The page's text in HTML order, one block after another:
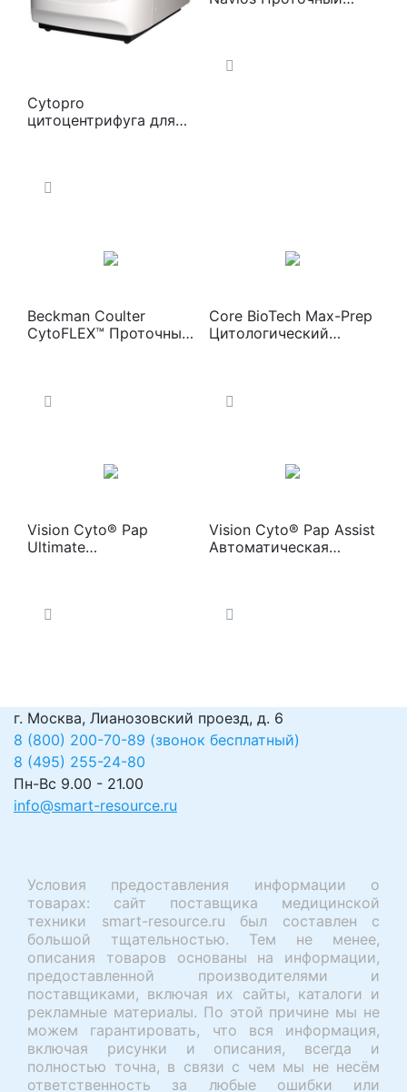
Cytopro
цитоцентрифуга для
Beckman Coulter
CytoFLEX™ Проточный
Core BioTech Max-Prep
Цитологический
Vision Cyto® Pap
Ultimate
Vision Cyto® Pap Assist
Автоматическая
г. Москва, Лианозовский проезд, д. 6
8 (800) 200-70-89 (звонок бесплатный)
8 (495) 255-24-80
Пн-Вс 9.00 - 21.00
info@smart-resource.ru
Условия предоставления информации о
товарах: сайт поставщика медицинской
техники smart-resource.ru был составлен с
большой тщательностью. Тем не менее,
описания товаров основаны на информации,
предоставленной производителями и
поставщиками, включая их сайты, каталоги и
рекламные материалы. По этой причине мы не
можем гарантировать, что вся информация,
включая рисунки и описания, всегда и
полностью точна, в связи с чем мы не несём
ответственность за любые ошибки или